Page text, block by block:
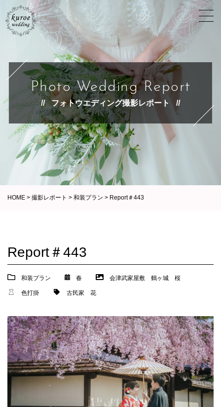
Photo Wedding Report
フォトウエディング撮影レポート
HOME > 撮影レポート > 和装プラン > Report＃443
Report＃443
和装プラン 春 会津武家屋敷 鶴ヶ城 桜
色打掛 古民家 花